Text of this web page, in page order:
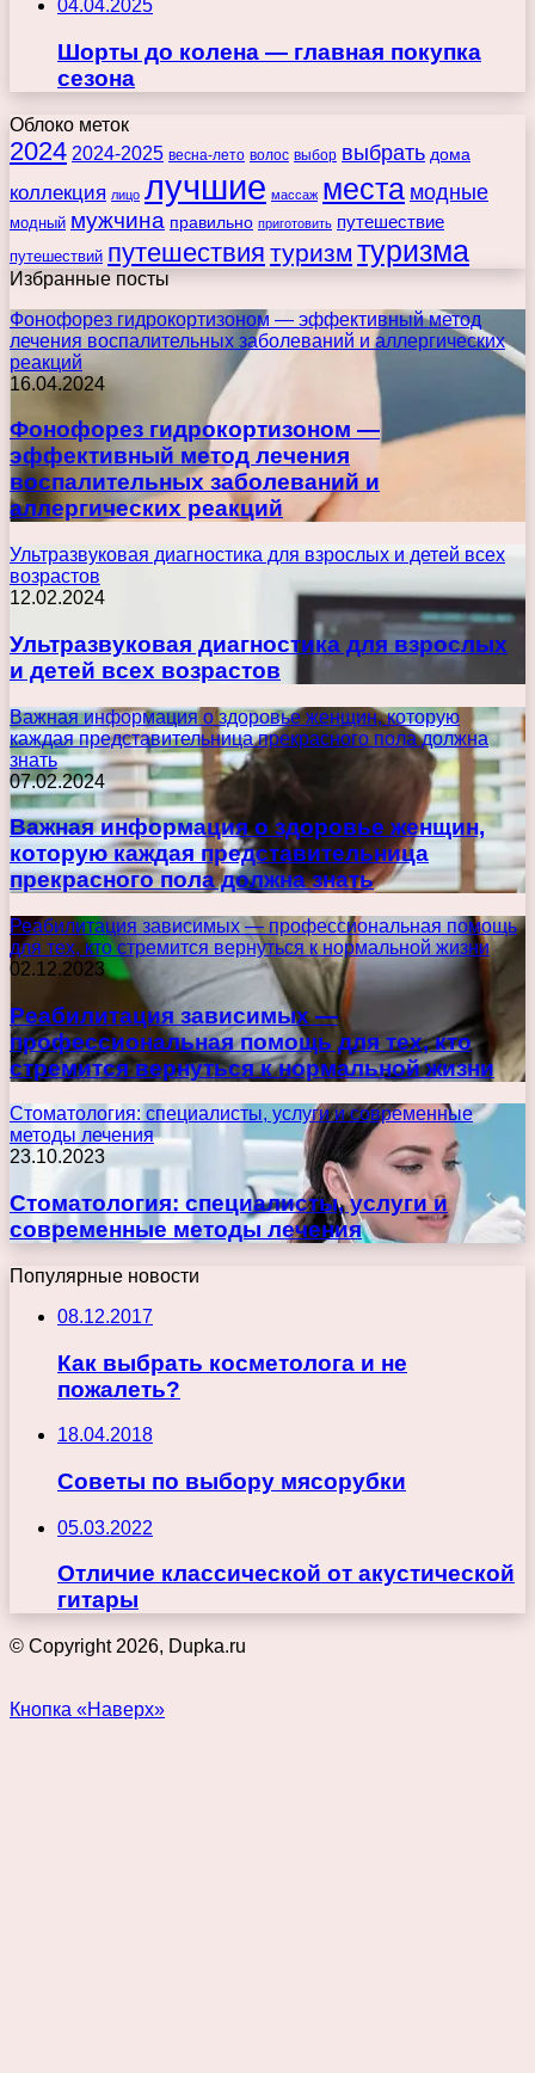
04.04.2025
Шорты до колена — главная покупка
сезона
Облоко меток
2024 2024-2025 весна-лето волос выбор выбрать дома
коллекция лицо лучшие массаж места модные
модный мужчина правильно приготовить путешествие
путешествий путешествия туризм туризма
Избранные посты
Фонофорез гидрокортизоном — эффективный метод
лечения воспалительных заболеваний и аллергических
реакций
16.04.2024
Фонофорез гидрокортизоном —
эффективный метод лечения
воспалительных заболеваний и
аллергических реакций
Ультразвуковая диагностика для взрослых и детей всех
возрастов
12.02.2024
Ультразвуковая диагностика для взрослых
и детей всех возрастов
Важная информация о здоровье женщин, которую
каждая представительница прекрасного пола должна
знать
07.02.2024
Важная информация о здоровье женщин,
которую каждая представительница
прекрасного пола должна знать
Реабилитация зависимых — профессиональная помощь
для тех, кто стремится вернуться к нормальной жизни
02.12.2023
Реабилитация зависимых —
профессиональная помощь для тех, кто
стремится вернуться к нормальной жизни
Стоматология: специалисты, услуги и современные
методы лечения
23.10.2023
Стоматология: специалисты, услуги и
современные методы лечения
Популярные новости
08.12.2017
Как выбрать косметолога и не
пожалеть?
18.04.2018
Советы по выбору мясорубки
05.03.2022
Отличие классической от акустической
гитары
© Copyright 2026, Dupka.ru
Кнопка «Наверх»